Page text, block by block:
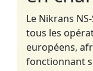
Le Nikrans
tous les
européens,
fonctionnant